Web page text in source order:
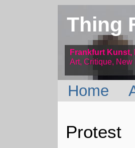
Thing
Frankfurt Kunst,
Art, Critique,
Home
Protest